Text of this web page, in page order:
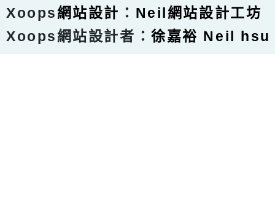
Xoops網站設計 ： Neil網站設計工坊
Xoops網站設計者：徐嘉裕 Neil hsu